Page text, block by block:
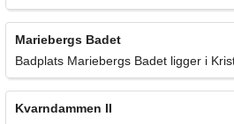
Mariebergs Badet
Badplats Mariebergs Badet ligger i
Kvarndammen II